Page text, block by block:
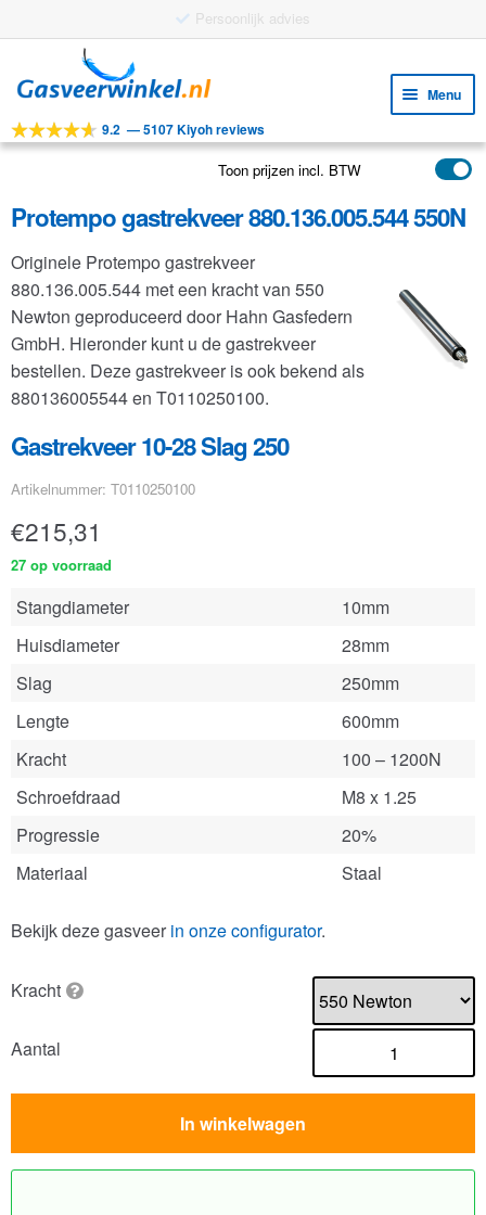
Gratis verzending vanaf €25
door
navigatie
naar
inhoud
Menu
Tools
Toepassingen
Klantenservice
FAQ
9.2 —5107 Kiyoh reviews
Toon prijzen incl. BTW
Protempo gastrekveer 880.136.005.544 550N
Originele Protempo gastrekveer
880.136.005.544 met een kracht van 550
Newton geproduceerd door Hahn Gasfedern
GmbH. Hieronder kunt u de gastrekveer
bestellen. Deze gastrekveer is ook bekend als
880136005544 en T0110250100.
Gastrekveer 10-28 Slag 250
Artikelnummer: T0110250100
€215,31
27 op voorraad
Stangdiameter
10mm
Huisdiameter
28mm
Slag
250mm
Lengte
600mm
Kracht
100 – 1200N
Schroefdraad
M8 x 1.25
Progressie
20%
Materiaal
Staal
Bekijk deze gasveer in onze configurator.
Kracht
Aantal
In winkelwagen